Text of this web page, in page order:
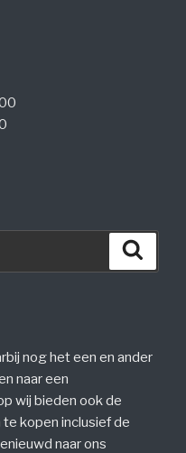
nog het een en ander
naar een
wij bieden ook de
kopen inclusief de
naar ons